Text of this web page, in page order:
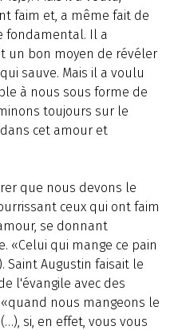
faim et, a même fait de
fondamental. Il a
un bon moyen de révéler
sauve. Mais il a voulu
à nous sous forme de
toujours sur le
cet amour et
que nous devons le
ceux qui ont faim
se donnant
«Celui qui mange ce pain
Saint Augustin faisait le
l'évangile avec des
nous mangeons le
si, en effet, vous vous